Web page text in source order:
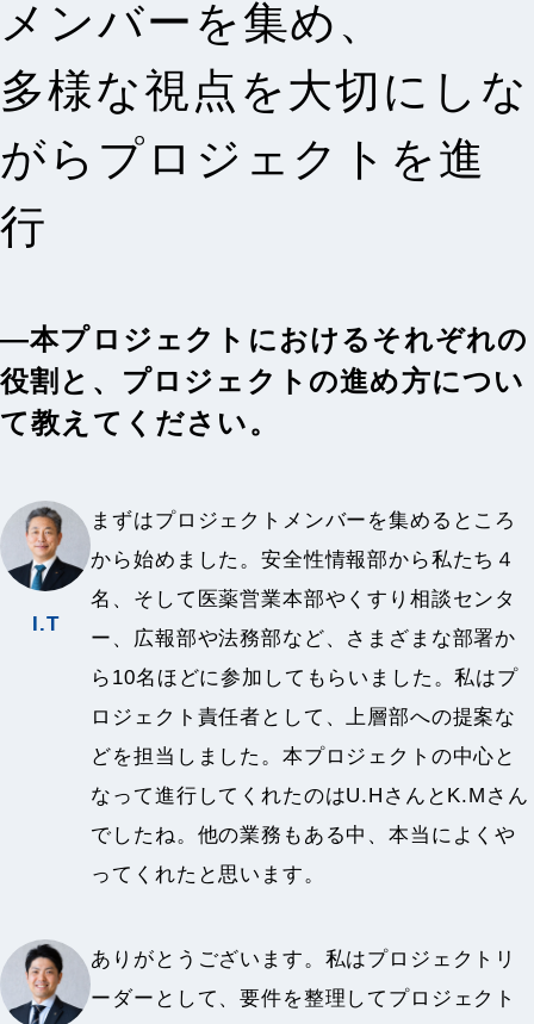
メンバーを集め、
多様な視点を大切にしな
がらプロジェクトを進
行
―本プロジェクトにおけるそれぞれの
役割と、プロジェクトの進め方につい
て教えてください。
I.T
まずはプロジェクトメンバーを集めるところ
から始めました。安全性情報部から私たち４
名、そして医薬営業本部やくすり相談センタ
ー、広報部や法務部など、さまざまな部署か
ら10名ほどに参加してもらいました。私はプ
ロジェクト責任者として、上層部への提案な
どを担当しました。本プロジェクトの中心と
なって進行してくれたのはU.HさんとK.Mさん
でしたね。他の業務もある中、本当によくや
ってくれたと思います。
ありがとうございます。私はプロジェクトリ
ーダーとして、要件を整理してプロジェクト